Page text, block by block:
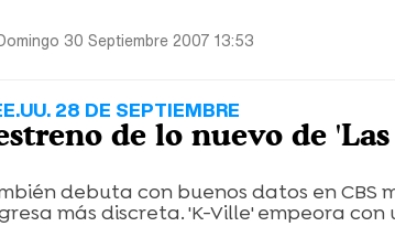
30 Septiembre 2007 13:53
28 DE SEPTIEMBRE
de lo nuevo de 'Las
debuta con buenos datos en CBS
más discreta. 'K-Ville' empeora